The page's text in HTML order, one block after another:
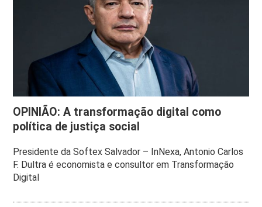
OPINIÃO: A transformação digital como
política de justiça social
Presidente da Softex Salvador – InNexa, Antonio Carlos
F. Dultra é economista e consultor em Transformação
Digital